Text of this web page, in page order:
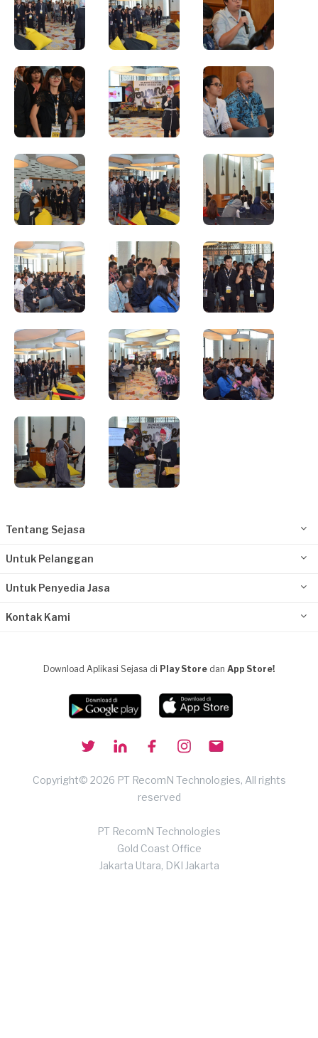
Tentang Sejasa
Untuk Pelanggan
Untuk Penyedia Jasa
Kontak Kami
Download Aplikasi Sejasa di Play Store dan App Store!
Copyright© 2026 PT RecomN Technologies, All rights
reserved
PT RecomN Technologies
Gold Coast Office
Jakarta Utara, DKI Jakarta